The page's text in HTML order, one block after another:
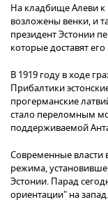
На кладбище Алеви
возложены венки, и
президент Эстонии
которые доставят
В 1919 году в ходе
Прибалтики
прогерманские
стало переломным
поддерживаемой
Современные власти
режима,
Эстонии. Парад
ориентации" на запад.